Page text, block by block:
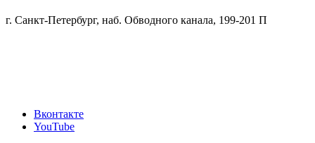
г. Санкт-Петербург, наб. Обводного канала, 199-201 П
Вконтакте
YouTube